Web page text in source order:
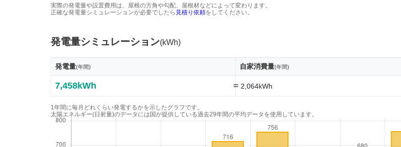
実際の発電量や設置費用は、屋根の方角や勾配、屋根材などによって変わります。
正確な発電量シミュレーションが必要でしたら 見積り依頼をしてください。
発電量シミュレーション(kWh)
発電量(年間) 自家消費量(年間)
7,458kWh = 2,064kWh
1年間に毎月どれくらい発電するかを示したグラフです。
太陽エネルギー(日射量)のデータには国が提供している過去29年間の平均データを使用しています。